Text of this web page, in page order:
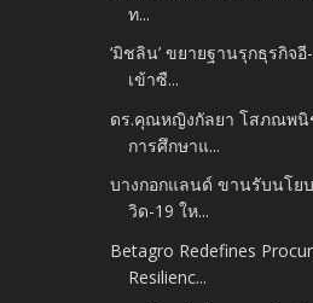
ท...
‘มิชลิน’ ขยายฐานรุกธุรกิจ
เข้าซื...
ดร.คุณหญิงกัลยา โสภณพนิ
การศึกษาแ...
บางกอกแลนด์ ขานรับนโย
วิด-19 ให...
Betagro Redefines
Resilienc...